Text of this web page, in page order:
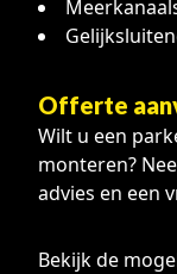
Offerte
Wilt u een
monteren?
advies en een
Bekijk de